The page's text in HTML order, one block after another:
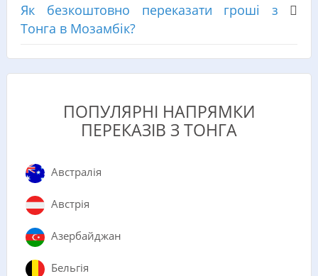
Як безкоштовно переказати гроші з
Тонга в Мозамбік?
ПОПУЛЯРНІ НАПРЯМКИ
ПЕРЕКАЗІВ З ТОНГА
Австралія
Австрія
Азербайджан
Бельгія